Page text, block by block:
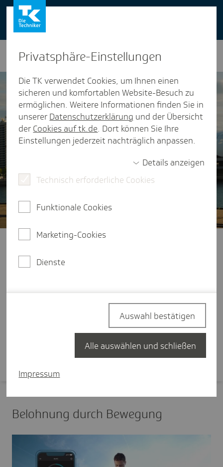
You can also use our website in English -
change to English version
TK-Fit - Jetzt mitma­chen!
TK-Fit in der TK-App unterstützt Sie dabei, mit
spannenden Challenges und tollen Prämien, mehr
Bewegung in Ihren Alltag zu bringen.
Jetzt TK-App installieren
Beloh­nung durch Bewe­gung
Privat­sphäre-Einstel­lungen
Die TK verwendet Cookies, um Ihnen einen
sicheren und komfortablen Website-Besuch zu
ermöglichen. Weitere Informationen finden Sie in
unserer Datenschutzerklärung und der Übersicht
der Cookies auf tk.de. Dort können Sie Ihre
Einstellungen jederzeit nachträglich anpassen.
Details anzeigen
Technisch erforderliche Cookies
Funktionale Cookies
Marketing-Cookies
Dienste
Impressum
Auswahl bestätigen
Alle auswählen und schließen